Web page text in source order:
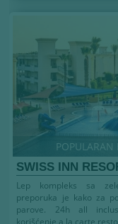
SWISS INN
Lep kompleks sa
preporuka je kako za
parove. 24h all
korišćenje a la carte